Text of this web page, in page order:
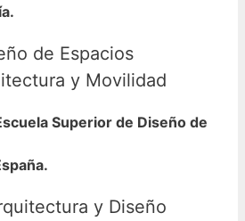
de Espacios
y Movilidad
Superior de Diseño de
y Diseño